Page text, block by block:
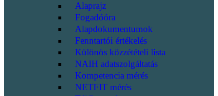
Alaprajz
Fogadóóra
Alapdokumentumok
Fenntartói értékelés
Különös közzétételi lista
NAIH adatszolgáltatás
Kompetencia mérés
NETFIT mérés